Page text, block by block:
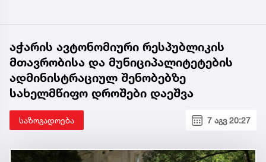
აჭარის ავტონომიური რესპუბლიკის
მთავრობისა და მუნიციპალიტეტების
ადმინისტრაციულ შენობებზე
სახელმწიფო დროშები დაეშვა
საზოგადოება 7 აგვ 20:27